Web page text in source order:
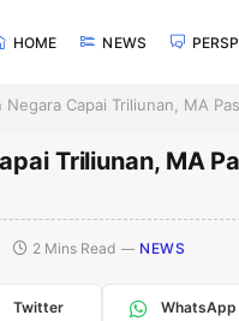
HOME NEWS
Negara Capai Triliunan, MA
Triliunan, MA
2 Mins Read NEWS
Twitter WhatsApp